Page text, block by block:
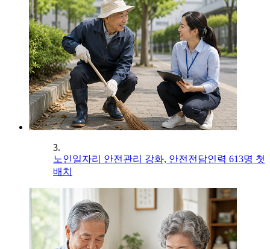
3.
노인일자리 안전관리 강화, 안전전담인력 613명 첫
배치